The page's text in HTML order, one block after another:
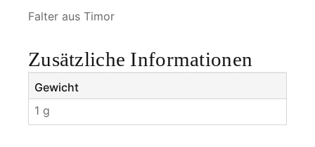
M
n
g
e
Falter aus Timor
Zusätzliche Informationen
Gewicht
1 g